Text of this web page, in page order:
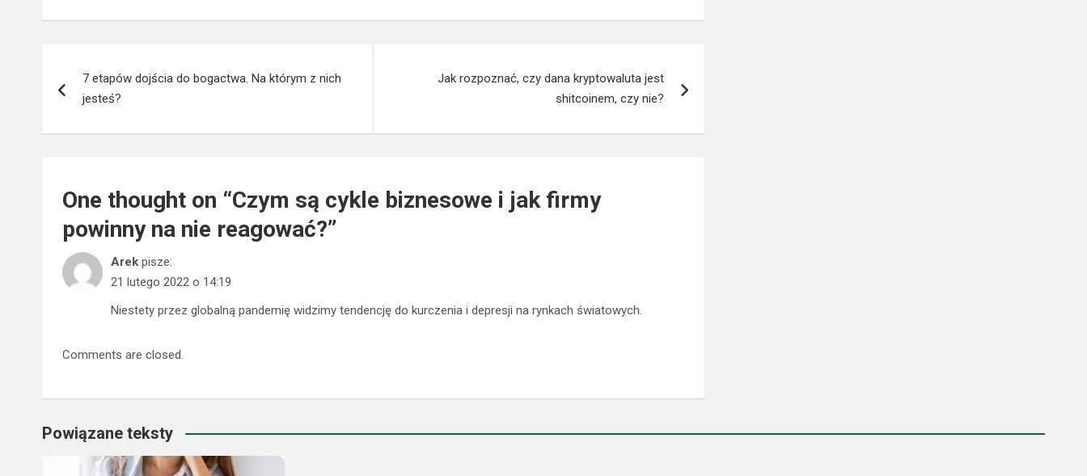
wpisu7 etapów dojścia do bogactwa. Na którym z nich
jesteś?
Jak rozpoznać, czy dana kryptowaluta jest
shitcoinem, czy nie?
One thought on “Czym są cykle biznesowe i jak firmy
powinny na nie reagować?”
Arek pisze:
21 lutego 2022 o 14:19
Niestety przez globalną pandemię widzimy tendencję do kurczenia i depresji na rynkach światowych.
Comments are closed.
Powiązane teksty